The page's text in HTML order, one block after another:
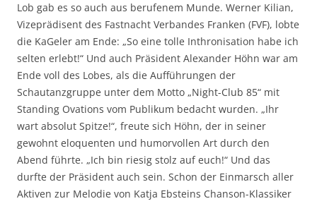
Lob gab es so auch aus berufenem Munde. Werner Kilian,
Vizeprädisent des Fastnacht Verbandes Franken (FVF), lobte
die KaGeler am Ende: „So eine tolle Inthronisation habe ich
selten erlebt!“ Und auch Präsident Alexander Höhn war am
Ende voll des Lobes, als die Aufführungen der
Schautanzgruppe unter dem Motto „Night-Club 85“ mit
Standing Ovations vom Publikum bedacht wurden. „Ihr
wart absolut Spitze!“, freute sich Höhn, der in seiner
gewohnt eloquenten und humorvollen Art durch den
Abend führte. „Ich bin riesig stolz auf euch!“ Und das
durfte der Präsident auch sein. Schon der Einmarsch aller
Aktiven zur Melodie von Katja Ebsteins Chanson-Klassiker